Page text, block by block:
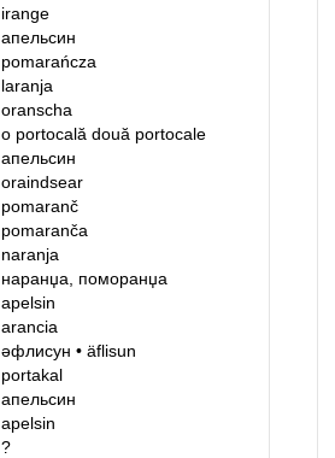
irange
апельсин
pomarańcza
laranja
oranscha
o portocală două portocale
апельсин
oraindsear
pomaranč
pomaranča
naranja
наранџа, поморанџа
apelsin
arancia
әфлисун • äflisun
portakal
апельсин
apelsin
?